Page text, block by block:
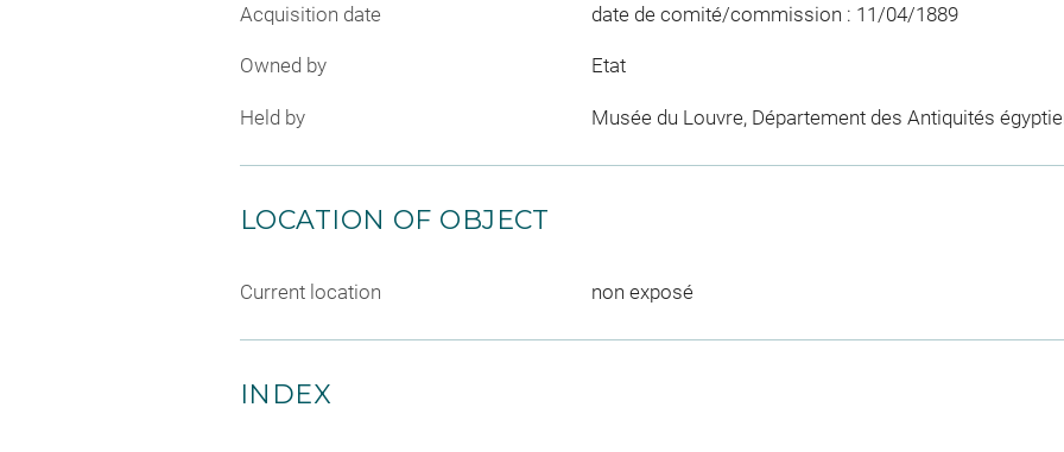
Acquisition date date de comité/commission : 11/04/1889
Owned by Etat
Held by Musée du Louvre, Département des Antiquités
LOCATION OF OBJECT
Current location non exposé
INDEX